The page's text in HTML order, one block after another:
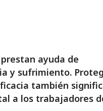
ayuda de
y sufrimiento.
también
a los trabajadores